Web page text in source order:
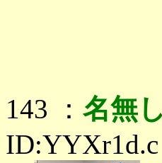
143 ： 名無
ID:YYXr1d.c